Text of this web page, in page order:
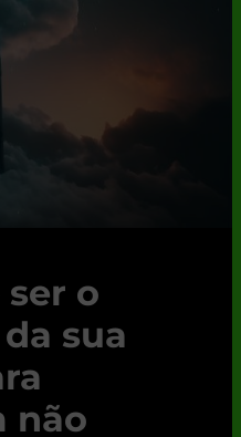
o
sua
não